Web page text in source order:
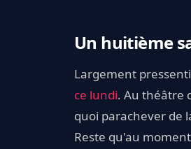
Un huitième
Largement
ce lundi. Au théâtre
quoi parachever de
Reste qu'au